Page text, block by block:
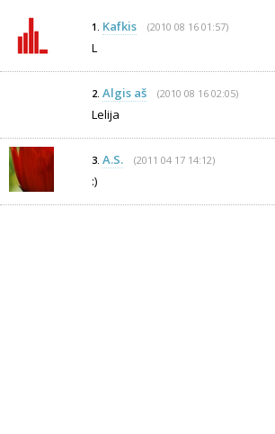
1. Kafkis (2010 08 16 01:57)
L
2. Algis aš (2010 08 16 02:05)
Lelija
3. A.S. (2011 04 17 14:12)
:)